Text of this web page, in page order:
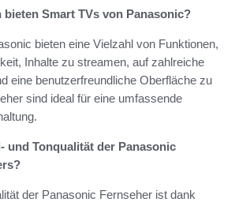
bieten Smart TVs von Panasonic?
bieten eine Vielzahl von Funktionen,
Inhalte zu streamen, auf zahlreiche
eine benutzerfreundliche Oberfläche zu
sind ideal für eine umfassende
und Tonqualität der Panasonic
der Panasonic Fernseher ist dank